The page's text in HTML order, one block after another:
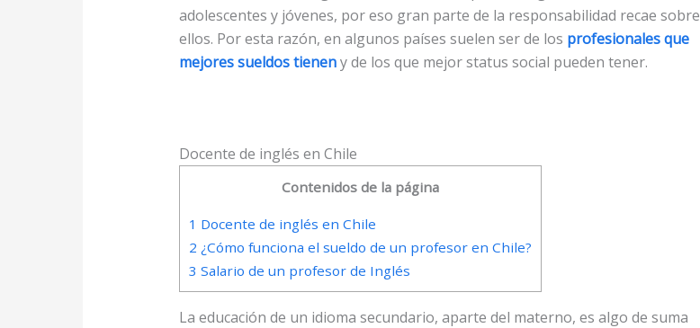
adolescentes y jóvenes, por eso gran parte de la responsabilidad recae sobre
ellos. Por esta razón, en algunos países suelen ser de los profesionales que
mejores sueldos tieneny de los que mejor status social pueden tener.
Docente de inglés en Chile
Contenidos de la página
1 Docente de inglés en Chile
2 ¿Cómo funciona el sueldo de un profesor en Chile?
3 Salario de un profesor de Inglés
La educación de un idioma secundario, aparte del materno, es algo de suma